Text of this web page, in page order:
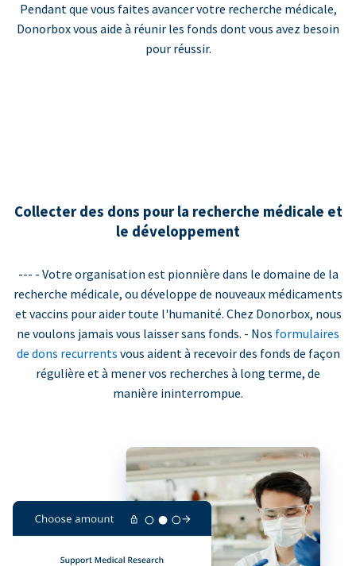
Pendant que vous faites avancer votre recherche médicale,
Donorbox vous aide à réunir les fonds dont vous avez besoin
pour réussir.
Collecter des dons pour la recherche médicale et
le développement
--- - Votre organisation est pionnière dans le domaine de la
recherche médicale, ou développe de nouveaux médicaments
et vaccins pour aider toute l'humanité. Chez Donorbox, nous
ne voulons jamais vous laisser sans fonds. - Nos formulaires
de dons recurrents vous aident à recevoir des fonds de façon
régulière et à mener vos recherches à long terme, de
manière ininterrompue.